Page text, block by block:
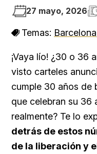
27 mayo, 2026
Temas: Barcelona
¡Vaya lío! ¿30 o 36
visto carteles
cumple 30 años de
que celebran su 36
realmente? Te lo
detrás de estos
de la liberación y